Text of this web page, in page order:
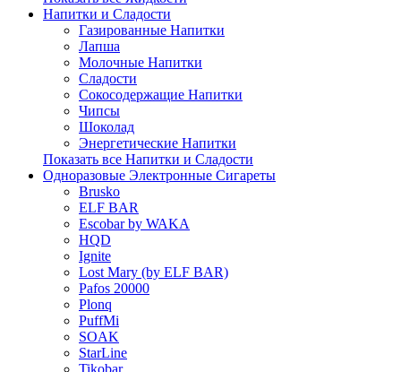
Напитки и Сладости
Газированные Напитки
Лапша
Молочные Напитки
Сладости
Сокосодержащие Напитки
Чипсы
Шоколад
Энергетические Напитки
Показать все Напитки и Сладости
Одноразовые Электронные Сигареты
Brusko
ELF BAR
Escobar by WAKA
HQD
Ignite
Lost Mary (by ELF BAR)
Pafos 20000
Plonq
PuffMi
SOAK
StarLine
Tikobar